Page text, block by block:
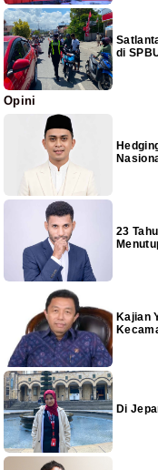
di
Opini
23
Kajian
Di